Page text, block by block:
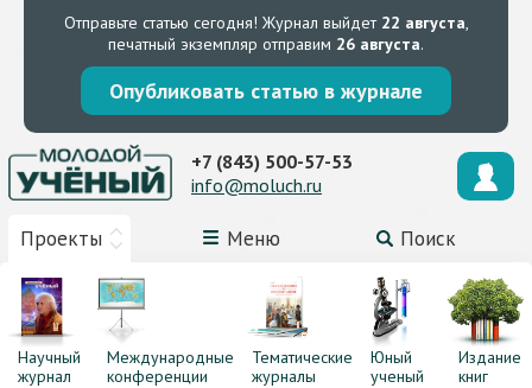
Отправьте статью сегодня! Журнал выйдет 22 августа,
печатный экземпляр отправим 26 августа.
Опубликовать статью в журнале
Проекты Меню Поиск
+7 (843) 500-57-53
info@moluch.ru
Научный
журнал
Международные
конференции
Тематические
журналы
Юный
ученый
Издание
книг